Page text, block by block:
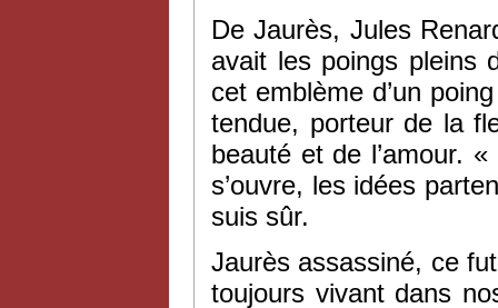
De Jaurès, Jules
avait les poings pleins
cet emblème d’un
tendue, porteur de la
beauté et de l’amour.
s’ouvre, les idées
suis sûr.
Jaurès assassiné, ce
toujours vivant dans